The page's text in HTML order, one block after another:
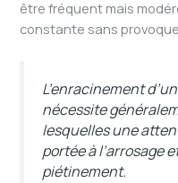
être fréquent mais
constante sans
L’enracinement
nécessite
lesquelles une
portée à l’arrosage
piétinement.